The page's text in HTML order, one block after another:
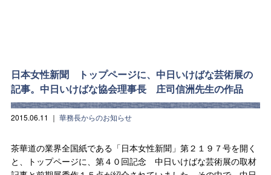
日本女性新聞 トップページに、中日いけばな芸術展の
記事。中日いけばな協会理事長 庄司信洲先生の作品
2015.06.11 ｜ 華務長からのお知らせ
茶華道の業界全国紙である「日本女性新聞」第２１９７号を開く
と、トップページに、第４０回記念 中日いけばな芸術展の取材